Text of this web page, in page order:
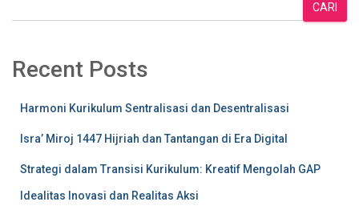
CARI
Recent Posts
Harmoni Kurikulum Sentralisasi dan Desentralisasi
Isra’ Miroj 1447 Hijriah dan Tantangan di Era Digital
Strategi dalam Transisi Kurikulum: Kreatif Mengolah GAP
Idealitas Inovasi dan Realitas Aksi